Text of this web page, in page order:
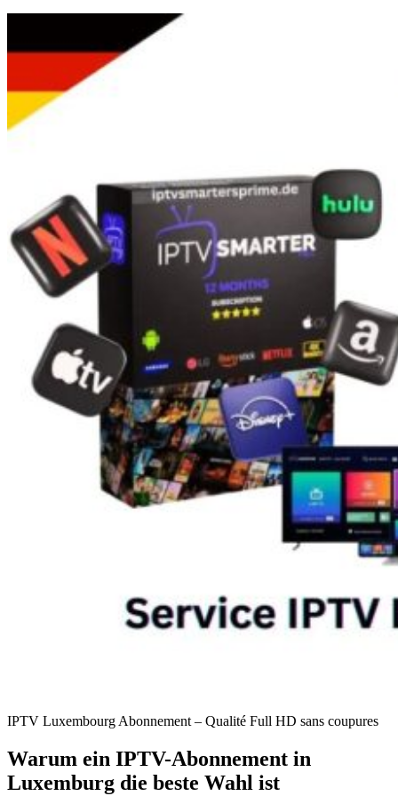
IPTV Luxembourg Abonnement – Qualité Full HD sans coupures
Warum ein IPTV-Abonnement in
Luxemburg die beste Wahl ist